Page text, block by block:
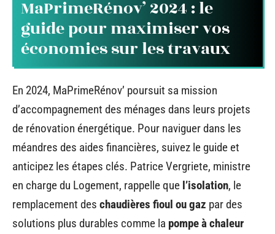
MaPrimeRénov’ 2024 : le
guide pour maximiser vos
économies sur les travaux
En 2024, MaPrimeRénov’ poursuit sa mission
d’accompagnement des ménages dans leurs projets
de rénovation énergétique. Pour naviguer dans les
méandres des aides financières, suivez le guide et
anticipez les étapes clés. Patrice Vergriete, ministre
en charge du Logement, rappelle que l’isolation, le
remplacement des chaudières fioul ou gaz par des
solutions plus durables comme la pompe à chaleur